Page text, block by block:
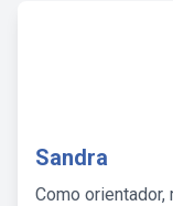
Sandra
Como orientador,